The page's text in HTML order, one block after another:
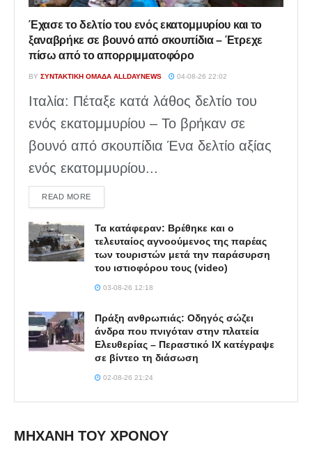
Έχασε το δελτίο του ενός εκατομμυρίου και το
ξαναβρήκε σε βουνό από σκουπίδια – Έτρεχε
πίσω από το απορριμματοφόρο
BY ΣΥΝΤΑΚΤΙΚΉ ΟΜΆΔΑ ALLDAYNEWS 04-08-26 22:02
Ιταλία: Πέταξε κατά λάθος δελτίο του
ενός εκατομμυρίου – Το βρήκαν σε
βουνό από σκουπίδια Ένα δελτίο αξίας
ενός εκατομμυρίου...
READ MOREDETAILS
Τα κατάφεραν: Βρέθηκε και ο
τελευταίος αγνοούμενος της παρέας
των τουριστών μετά την παράσυρση
του ιστιοφόρου τους (video)
03-08-26 12:18
Πράξη ανθρωπιάς: Οδηγός σώζει
άνδρα που πνιγόταν στην πλατεία
Ελευθερίας – Περαστικό ΙΧ κατέγραψε
σε βίντεο τη διάσωση
02-08-26 21:24
ΜΗΧΑΝΗ ΤΟΥ ΧΡΟΝΟΥ